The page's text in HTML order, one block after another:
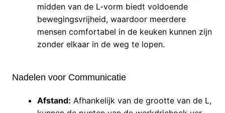
midden van de L-vorm biedt voldoende
bewegingsvrijheid, waardoor meerdere
mensen comfortabel in de keuken kunnen zijn
zonder elkaar in de weg te lopen.
Nadelen voor Communicatie
Afstand: Afhankelijk van de grootte van de L,